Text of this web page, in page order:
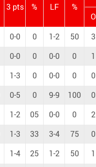
3 pts % LF %
O
0-0 0 1-2 50 3
0-0 0 0-0 0 1
1-3 0 0-0 0 0
0-5 0 9-9 100 0
1-2 05 0-0 0 2
1-3 33 3-4 75 0
1-4 25 1-2 50 1